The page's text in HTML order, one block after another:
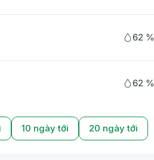
62 %
62 %
10 ngày tới 20 ngày tới